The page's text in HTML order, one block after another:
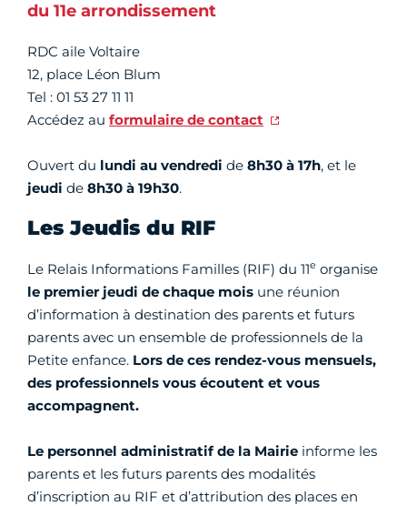
du 11e arrondissement
RDC aile Voltaire
12, place Léon Blum
Tel : 01 53 27 11 11
Accédez au formulaire de contact
Ouvert du lundi au vendredi de 8h30 à 17h, et le
jeudi de 8h30 à 19h30.
Les Jeudis du RIF
Le Relais Informations Familles (RIF) du 11e organise
le premier jeudi de chaque mois une réunion
d’information à destination des parents et futurs
parents avec un ensemble de professionnels de la
Petite enfance. Lors de ces rendez-vous mensuels,
des professionnels vous écoutent et vous
accompagnent.
Le personnel administratif de la Mairie informe les
parents et les futurs parents des modalités
d’inscription au RIF et d’attribution des places en